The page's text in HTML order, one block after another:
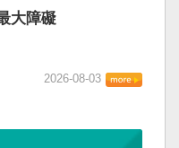
大障礙
2026-08-03